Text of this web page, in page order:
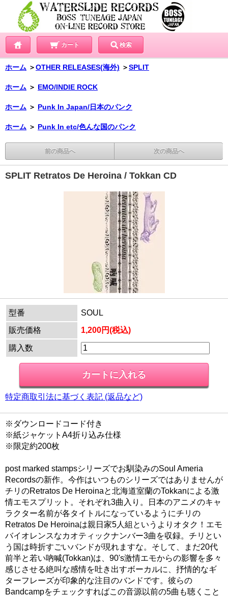
カート 検索
ホーム ＞OTHER RELEASES(海外) ＞SPLIT
ホーム ＞ EMO/INDIE ROCK
ホーム ＞ Punk In Japan/日本のパンク
ホーム ＞ Punk In etc/色んな国のパンク
前の商品へ 次の商品へ
SPLIT Retratos De Heroina / Tokkan CD
型番
SOUL
販売価格
1,200円(税込)
購入数
特定商取引法に基づく表記 (返品など)
※ダウンロードコード付き
※紙ジャケットA4折り込み仕様
※限定約200枚
post marked stampsシリーズでお馴染みのSoul Ameria
Recordsの新作。今作はいつものシリーズではありませんが
チリのRetratos De Heroinaと北海道室蘭のTokkanによる激
情エモスプリット。それぞれ3曲入り。日本のアニメのキャ
ラクター名前が各タイトルになっているようにチリの
Retratos De Heroinaは親日家5人組というよりオタク！エモ
バイオレンスなカオティックナンバー3曲を収録。チリとい
う国は時折すごいバンドが現れますな。そして、まだ20代
前半と若い吶喊(Tokkan)は、90's激情エモからの影響を多々
感じさせる絶叫な感情を吐き出すボーカルに、抒情的なギ
ターフレーズが印象的な注目のバンドです。彼らの
Bandcampをチェックすればこの音源以前の5曲も聴くこと